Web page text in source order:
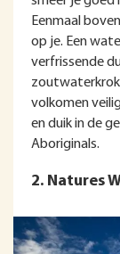
Eenmaal
op je. Een
verfrissende
volkomen
en duik in de
Aboriginals.
2. Natures